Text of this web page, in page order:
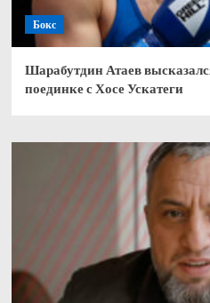
Бокс
Шарабутдин Атаев
поединке с Хосе Ускатеги